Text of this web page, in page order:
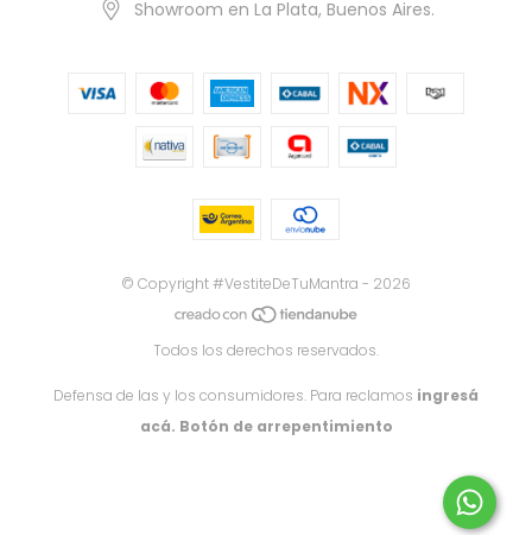
Showroom en La Plata, Buenos Aires.
© Copyright #VestiteDeTuMantra - 2026
Todos los derechos reservados.
Defensa de las y los consumidores. Para reclamos ingresá
acá. Botón de arrepentimiento